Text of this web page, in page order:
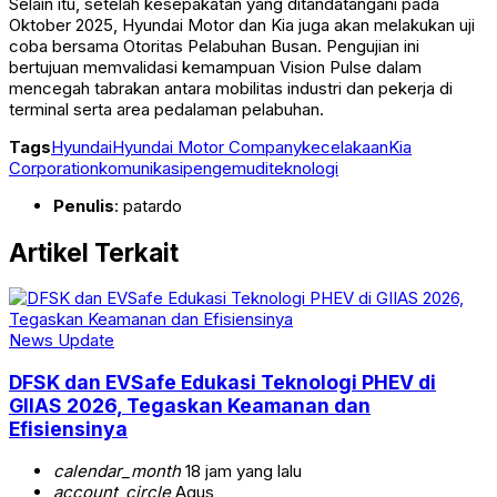
Oktober 2025, Hyundai Motor dan Kia juga akan melakukan uji
coba bersama Otoritas Pelabuhan Busan. Pengujian ini
bertujuan memvalidasi kemampuan Vision Pulse dalam
mencegah tabrakan antara mobilitas industri dan pekerja di
terminal serta area pedalaman pelabuhan.
TagsHyundaiHyundai Motor CompanykecelakaanKia
Corporationkomunikasipengemuditeknologi
Penulis: patardo
Artikel Terkait
News Update
DFSK dan EVSafe Edukasi Teknologi PHEV di
GIIAS 2026, Tegaskan Keamanan dan
Efisiensinya
calendar_month18 jam yang lalu
account_circleAgus